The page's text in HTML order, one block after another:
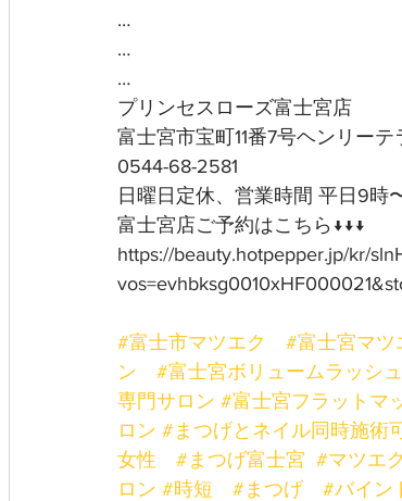
…
…
…
プリンセスローズ富士宮店
富士宮市宝町11番7号ヘンリーテ
0544-68-2581
日曜日定休、営業時間 平日9時
富士宮店ご予約はこちら↓↓↓
https://beauty.hotpepper.jp/kr/
#富士市マツエク #富士宮マツ
ン
#富士宮ボリュームラッシュ
専門サロン #富士宮フラットマ
ロン #まつげとネイル同時施術
女性
#まつげ富士宮 #マツエ
ロン #時短 #まつげ #バイン